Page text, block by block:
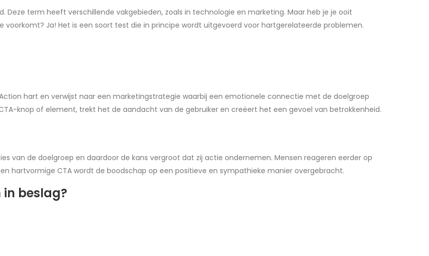
Deze term heeft verschillende vakgebieden, zoals in technologie en marketing. Maar heb je je ooit
Ja! Het is een soort test die in principe wordt uitgevoerd voor hartgerelateerde problemen.
hart en verwijst naar een marketingstrategie waarbij een emotionele connectie met de doelgroep
knop of element, trekt het de aandacht van de gebruiker en creëert het een gevoel van betrokkenheid.
van de doelgroep en daardoor de kans vergroot dat zij actie ondernemen. Mensen reageren eerder op
hartvormige CTA wordt de boodschap op een positieve en sympathieke manier overgebracht.
in beslag?